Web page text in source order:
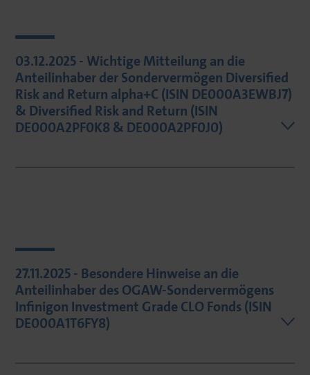
03.12.2025 - Wichtige Mitteilung an die
Anteilinhaber der Sondervermögen Diversified
Risk and Return alpha+C (ISIN DE000A3EWBJ7)
& Diversified Risk and Return (ISIN
DE000A2PF0K8 & DE000A2PF0J0)
27.11.2025 - Besondere Hinweise an die
Anteilinhaber des OGAW-Sondervermögens
Infinigon Investment Grade CLO Fonds (ISIN
DE000A1T6FY8)